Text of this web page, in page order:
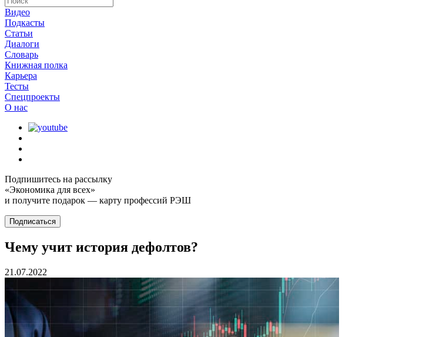
Видео
Подкасты
Статьи
Диалоги
Словарь
Книжная полка
Карьера
Тесты
Спецпроекты
О наc
Подпишитесь на рассылку
«Экономика для всех»
и получите подарок — карту профессий РЭШ
Подписаться
Чему учит история дефолтов?
21.07.2022